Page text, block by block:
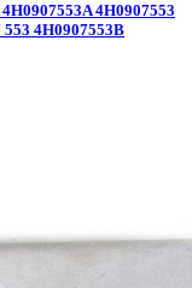
4H0907553
4H0907553B